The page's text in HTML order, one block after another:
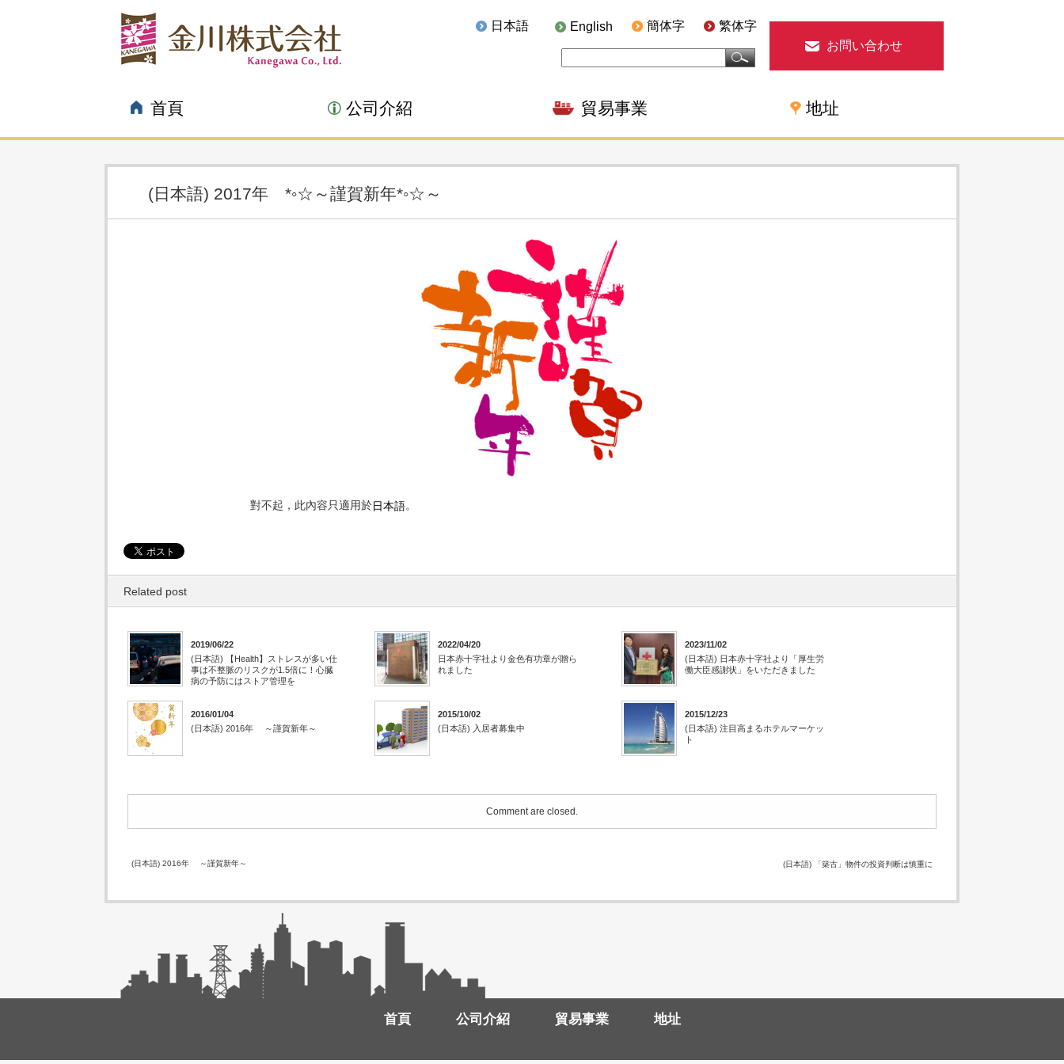
お問い合わせ
日本語 English 簡体字 繁体字
首頁 公司介紹 貿易事業 地址
(日本語) 2017年 *◦☆～謹賀新年*◦☆～
對不起，此內容只適用於日本語。
Related post
2019/06/22
(日本語) 【Health】ストレスが多い仕
事は不整脈のリスクが1.5倍に！心臓
病の予防にはストア管理を
2022/04/20
日本赤十字社より金色有功章が贈ら
れました
2023/11/02
(日本語) 日本赤十字社より「厚生労
働大臣感謝状」をいただきました
2016/01/04
(日本語) 2016年 ～謹賀新年～
2015/10/02
(日本語) 入居者募集中
2015/12/23
(日本語) 注目高まるホテルマーケッ
ト
Comment are closed.
(日本語) 2016年 ～謹賀新年～ (日本語) 「築古」物件の投資判断は慎重に
首頁 公司介紹 貿易事業 地址